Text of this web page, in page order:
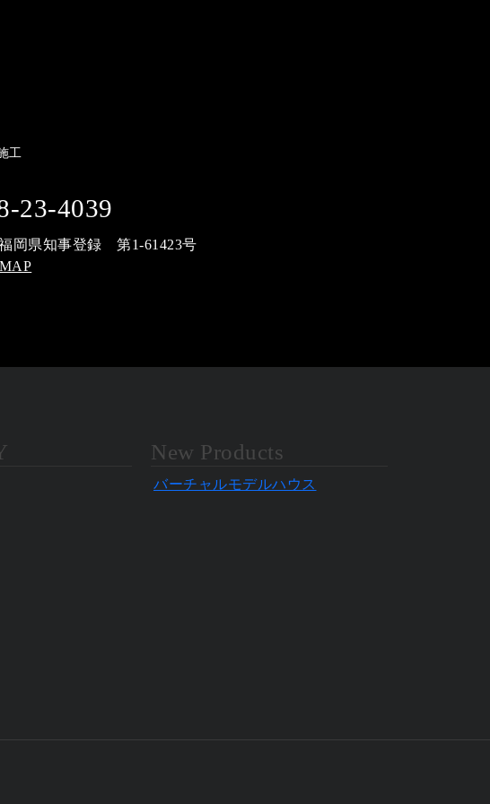
工
23-4039
岡県知事登録 第1-61423号
MAP
New Products
バーチャルモデルハウス